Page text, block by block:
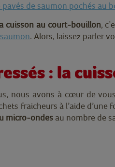
de saumon pochés au
cuisson au court-bouillon,
. Alors, laissez parler
: la
nous avons à cœur de
fraicheurs à l’aide
micro-ondes au nombre de